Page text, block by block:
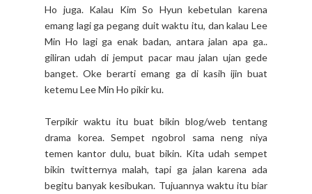
Ho juga. Kalau Kim So Hyun kebetulan karena
emang lagi ga pegang duit waktu itu, dan kalau Lee
Min Ho lagi ga enak badan, antara jalan apa ga..
giliran udah di jemput pacar mau jalan ujan gede
banget. Oke berarti emang ga di kasih ijin buat
ketemu Lee Min Ho pikir ku.
Terpikir waktu itu buat bikin blog/web tentang
drama korea. Sempet ngobrol sama neng niya
temen kantor dulu, buat bikin. Kita udah sempet
bikin twitternya malah, tapi ga jalan karena ada
begitu banyak kesibukan. Tujuannya waktu itu biar